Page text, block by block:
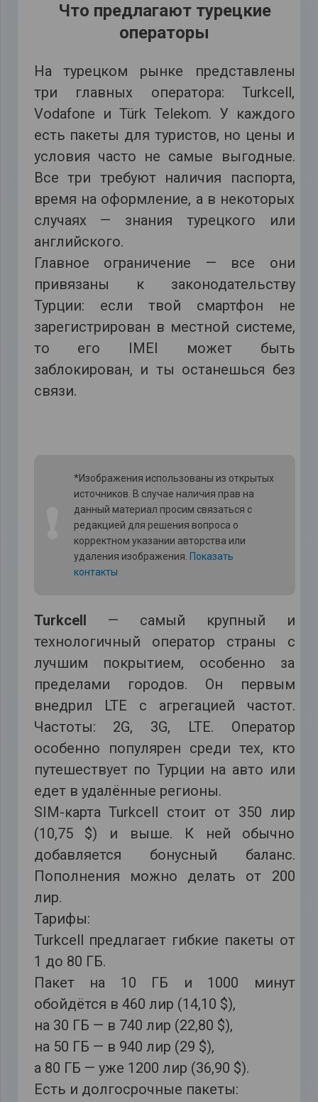
Что предлагают турецкие
операторы
На турецком рынке представлены
три главных оператора: Turkcell,
Vodafone и Türk Telekom. У каждого
есть пакеты для туристов, но цены и
условия часто не самые выгодные.
Все три требуют наличия паспорта,
время на оформление, а в некоторых
случаях — знания турецкого или
английского.
Главное ограничение — все они
привязаны к законодательству
Турции: если твой смартфон не
зарегистрирован в местной системе,
то его IMEI может быть
заблокирован, и ты останешься без
связи.
*Изображения использованы из открытых
источников. В случае наличия прав на
данный материал просим связаться с
редакцией для решения вопроса о
корректном указании авторства или
удаления изображения. Показать
контакты
Turkcell — самый крупный и
технологичный оператор страны с
лучшим покрытием, особенно за
пределами городов. Он первым
внедрил LTE с агрегацией частот.
Частоты: 2G, 3G, LTE. Оператор
особенно популярен среди тех, кто
путешествует по Турции на авто или
едет в удалённые регионы.
SIM-карта Turkcell стоит от 350 лир
(10,75 $) и выше. К ней обычно
добавляется бонусный баланс.
Пополнения можно делать от 200
лир.
Тарифы:
Turkcell предлагает гибкие пакеты от
1 до 80 ГБ.
Пакет на 10 ГБ и 1000 минут
обойдётся в 460 лир (14,10 $),
на 30 ГБ — в 740 лир (22,80 $),
на 50 ГБ — в 940 лир (29 $),
а 80 ГБ — уже 1200 лир (36,90 $).
Есть и долгосрочные пакеты: